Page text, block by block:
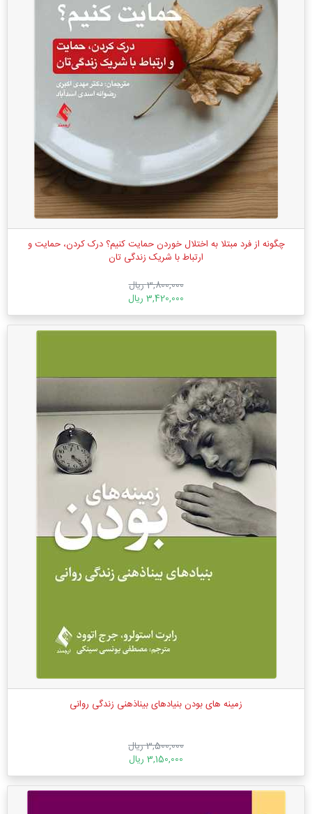
چگونه از فرد مبتلا به اختلال خوردن حمایت کنیم؟ درک کردن، حمایت و
ارتباط با شریک زندگی تان
3,800,000 ریال
3,420,000 ریال
زمینه های بودن بنیادهای بیناذهنی زندگی روانی
3,500,000 ریال
3,150,000 ریال